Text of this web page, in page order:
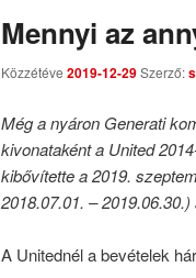
Mennyi az
Közzétéve 2019-12-29Szerző:
Még a nyáron Generati
kivonataként a United
kibővítette a 2019.
2018.07.01. –
A Unitednél a bevételek